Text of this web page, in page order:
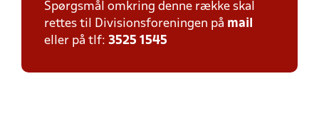
Spørgsmål omkring denne række skal
rettes til Divisionsforeningen på mail
eller på tlf: 3525 1545